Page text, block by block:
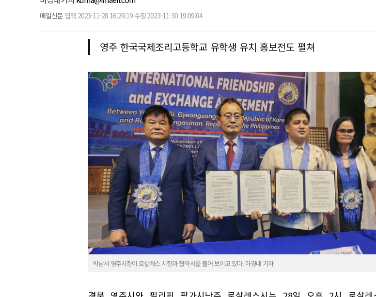
매일신문 입력 2023-11-28 16:29:19 수정 2023-11-30 19:09:04
영주 한국국제조리고등학교 유학생 유치 홍보전도 펼쳐
박남서 영주시장이 로살레스 시장과 협약서를 들어 보이고 있다. 마경대 기자